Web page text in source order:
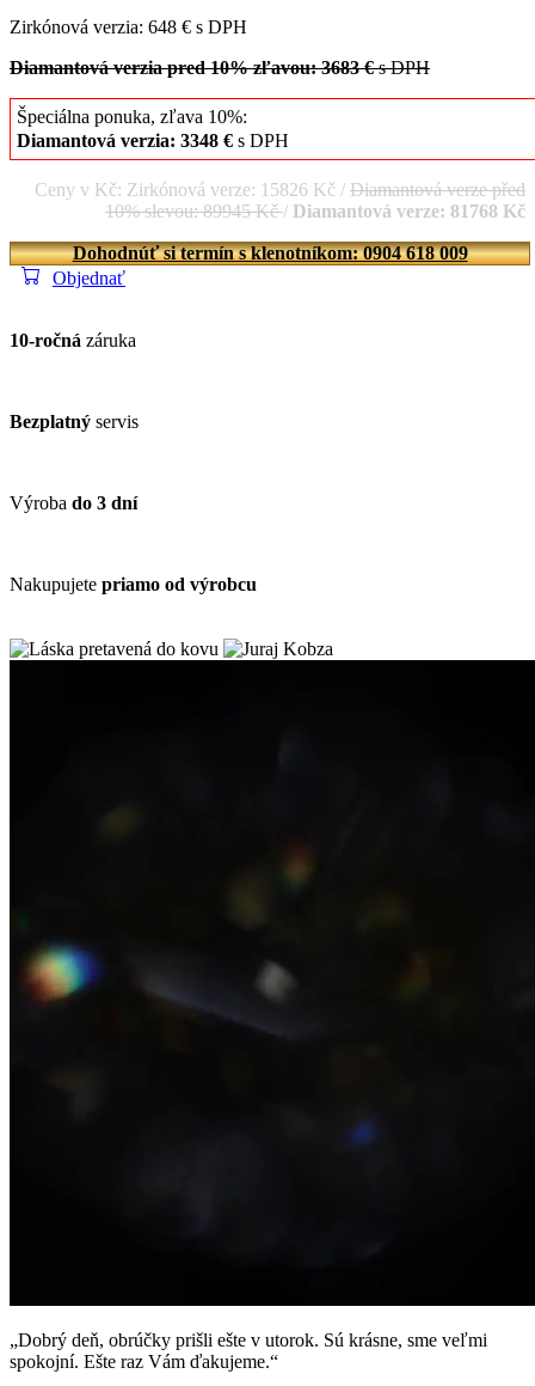
Zirkónová verzia: 648 € s DPH
Diamantová verzia pred 10% zľavou: 3683 €s DPH
Špeciálna ponuka, zľava 10%:
Diamantová verzia: 3348 € s DPH
Ceny v Kč: Zirkónová verze: 15826 Kč / Diamantová verze před
10% slevou: 89945 Kč/ Diamantová verze: 81768 Kč
Dohodnúť si termín s klenotníkom: 0904 618 009
Objednať
10-ročná záruka
Bezplatný servis
Výroba do 3 dní
Nakupujete priamo od výrobcu
„Dobrý deň, obrúčky prišli ešte v utorok. Sú krásne, sme veľmi
spokojní. Ešte raz Vám ďakujeme.“